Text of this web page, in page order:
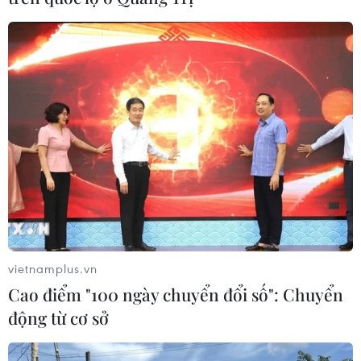
nóng gay gắt
Trước tình trạng nắng nóng gay gắt dự báo diễn
ra tháng 4-6/2024, nhiều địa phương được
khuyến cáo cần chủ động phòng, chữa cháy
rừng, tuần tra, kiểm soát khu vực có nguy cơ cháy
cao.
(TTXVN/Vietnam+)
vietnamplus.vn
Cao điểm "100 ngày chuyển đổi số": Chuyển
động từ cơ sở